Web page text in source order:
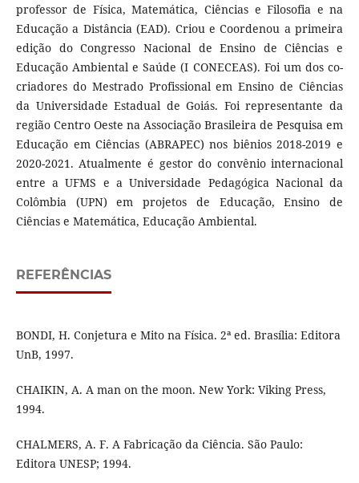
professor de Física, Matemática, Ciências e Filosofia e na
Educação a Distância (EAD). Criou e Coordenou a primeira
edição do Congresso Nacional de Ensino de Ciências e
Educação Ambiental e Saúde (I CONECEAS). Foi um dos co-
criadores do Mestrado Profissional em Ensino de Ciências
da Universidade Estadual de Goiás. Foi representante da
região Centro Oeste na Associação Brasileira de Pesquisa em
Educação em Ciências (ABRAPEC) nos biênios 2018-2019 e
2020-2021. Atualmente é gestor do convênio internacional
entre a UFMS e a Universidade Pedagógica Nacional da
Colômbia (UPN) em projetos de Educação, Ensino de
Ciências e Matemática, Educação Ambiental.
REFERÊNCIAS
BONDI, H. Conjetura e Mito na Física. 2ª ed. Brasília: Editora
UnB, 1997.
CHAIKIN, A. A man on the moon. New York: Viking Press,
1994.
CHALMERS, A. F. A Fabricação da Ciência. São Paulo:
Editora UNESP; 1994.